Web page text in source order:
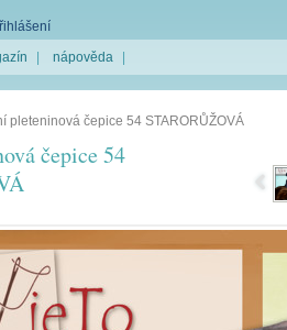
nápověda
pleteninová čepice 54 STARORŮŽOVÁ
čepice 54